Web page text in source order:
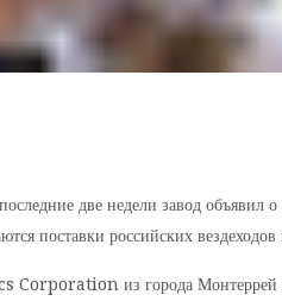
две недели завод объявил
поставки российских
из города Монтеррей